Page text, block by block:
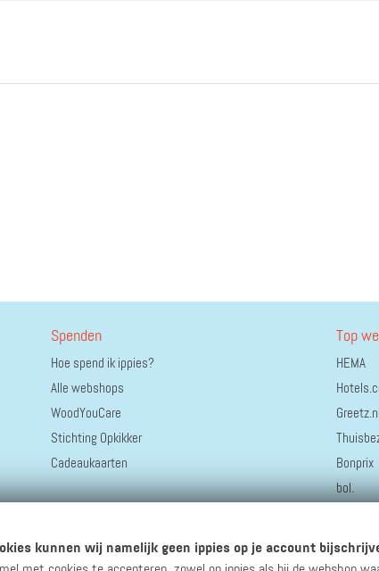
Spenden
Hoe spend ik ippies?
Alle webshops
WoodYouCare
Stichting Opkikker
Cadeaukaarten
Top
HEMA
Greetz.nl
Bonprix
bol.
kunnen wij namelijk geen ippies op je account